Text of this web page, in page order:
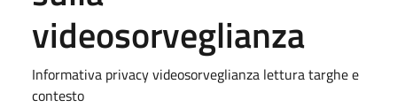
videosorveglianza
Informativa privacy videosorveglianza lettura targhe e
contesto